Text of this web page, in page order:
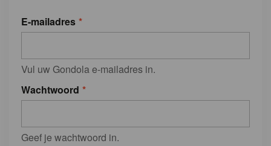
E-mailadres
Vul uw Gondola e-mailadres in.
Wachtwoord
Geef je wachtwoord in.